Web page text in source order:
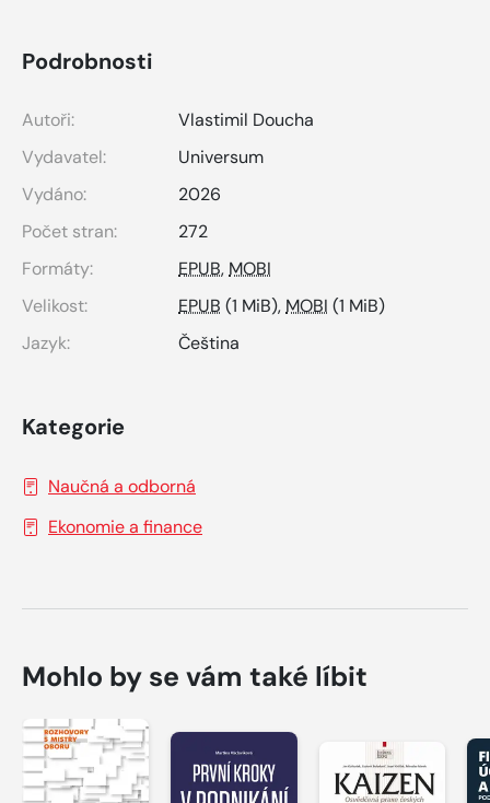
Podrobnosti
Autoři:
Vlastimil Doucha
Vydavatel:
Universum
Vydáno:
2026
Počet stran:
272
Formáty:
EPUB, MOBI
Velikost:
EPUB (1 MiB), MOBI (1 MiB)
Jazyk:
Čeština
Kategorie
Naučná a odborná
Ekonomie a finance
Mohlo by se vám také líbit